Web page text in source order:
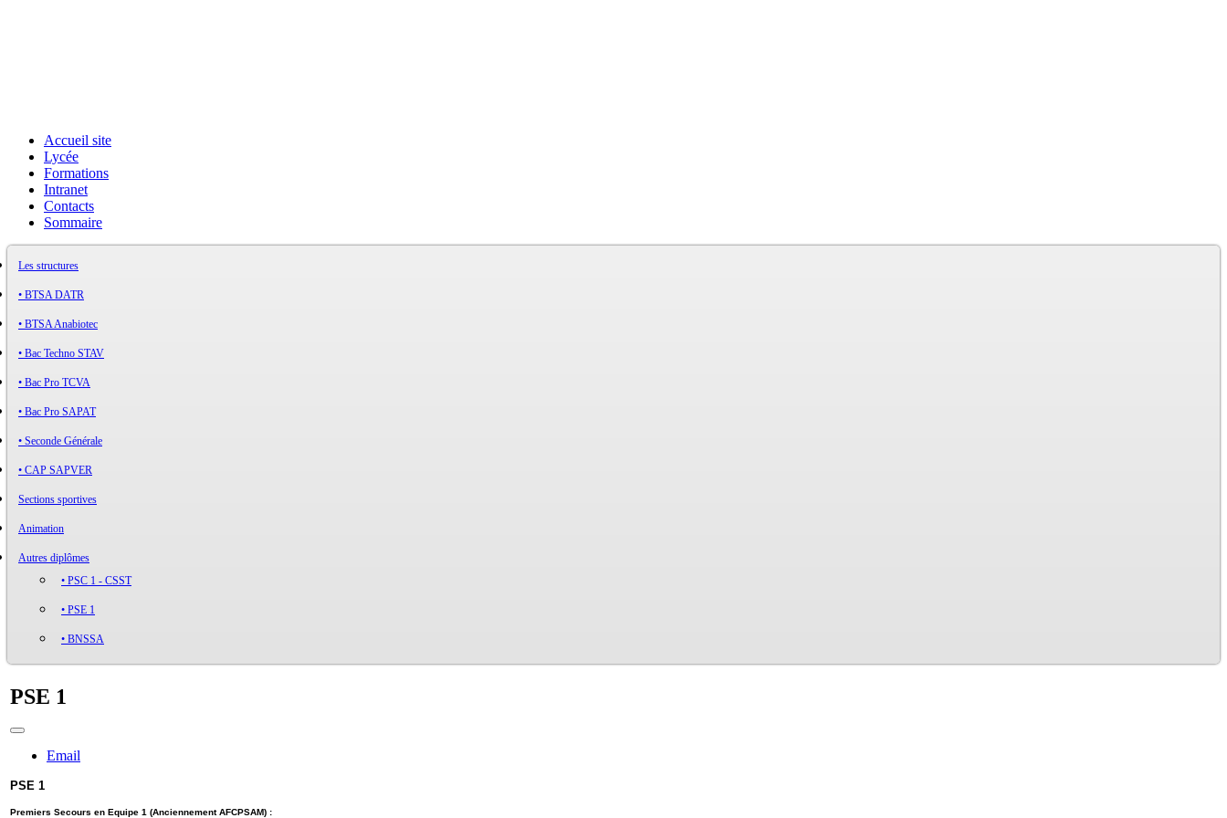
Accueil site
Lycée
Formations
Intranet
Contacts
Sommaire
Les structures
• BTSA DATR
• BTSA Anabiotec
• Bac Techno STAV
• Bac Pro TCVA
• Bac Pro SAPAT
• Seconde Générale
• CAP SAPVER
Sections sportives
Animation
Autres diplômes
• PSC 1 - CSST
• PSE 1
• BNSSA
PSE 1
Email
PSE 1
Premiers Secours en Equipe 1 (AnciennementAFCPSAM) :